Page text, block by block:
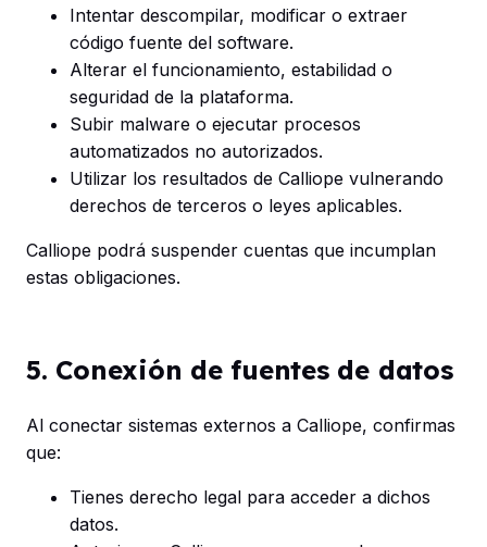
Intentar descompilar, modificar o extraer
código fuente del software.
Alterar el funcionamiento, estabilidad o
seguridad de la plataforma.
Subir malware o ejecutar procesos
automatizados no autorizados.
Utilizar los resultados de Calliope vulnerando
derechos de terceros o leyes aplicables.
Calliope podrá suspender cuentas que incumplan
estas obligaciones.
5. Conexión de fuentes de datos
Al conectar sistemas externos a Calliope, confirmas
que:
Tienes derecho legal para acceder a dichos
datos.